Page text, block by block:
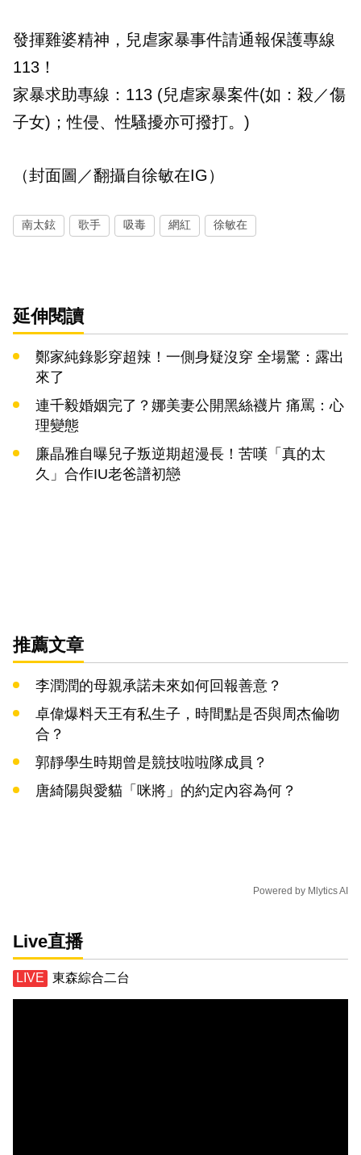
發揮雞婆精神，兒虐家暴事件請通報保護專線
113！
家暴求助專線：113 (兒虐家暴案件(如：殺／傷
子女)；性侵、性騷擾亦可撥打。)
（封面圖／翻攝自徐敏在IG）
南太鉉 歌手 吸毒 網紅 徐敏在
延伸閱讀
鄭家純錄影穿超辣！一側身疑沒穿 全場驚：露出
來了
連千毅婚姻完了？娜美妻公開黑絲襪片 痛罵：心
理變態
廉晶雅自曝兒子叛逆期超漫長！苦嘆「真的太
久」合作IU老爸譜初戀
推薦文章
李潤潤的母親承諾未來如何回報善意？
卓偉爆料天王有私生子，時間點是否與周杰倫吻
合？
郭靜學生時期曾是競技啦啦隊成員？
唐綺陽與愛貓「咪將」的約定內容為何？
Powered by Mlytics AI
Live直播
東森綜合二台